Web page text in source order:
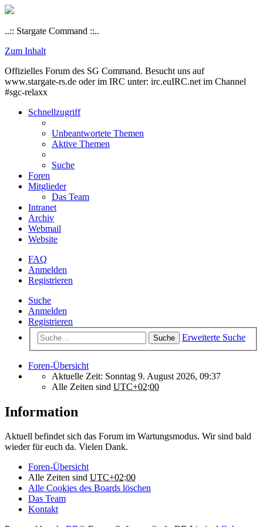
..:: Stargate Command ::..
Zum Inhalt
Offizielles Forum des SG Command. Besucht uns auf
www.stargate-rs.de oder im IRC unter: irc.euIRC.net im Channel
#sgc-relaxx
Schnellzugriff
Unbeantwortete Themen
Aktive Themen
Suche
Foren
Mitglieder
Das Team
Intranet
Archiv
Webmail
Website
FAQ
Anmelden
Registrieren
Suche
Anmelden
Registrieren
Suche Erweiterte Suche
Foren-Übersicht
Aktuelle Zeit: Sonntag 9. August 2026, 09:37
Alle Zeiten sind UTC+02:00
Information
Aktuell befindet sich das Forum im Wartungsmodus. Wir sind bald
wieder für euch da. Vielen Dank.
Foren-Übersicht
Alle Zeiten sind UTC+02:00
Alle Cookies des Boards löschen
Das Team
Kontakt